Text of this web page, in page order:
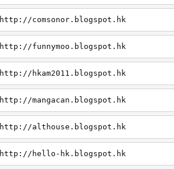
http://comsonor.blogspot.hk
http://funnymoo.blogspot.hk
http://hkam2011.blogspot.hk
http://mangacan.blogspot.hk
http://althouse.blogspot.hk
http://hello-hk.blogspot.hk